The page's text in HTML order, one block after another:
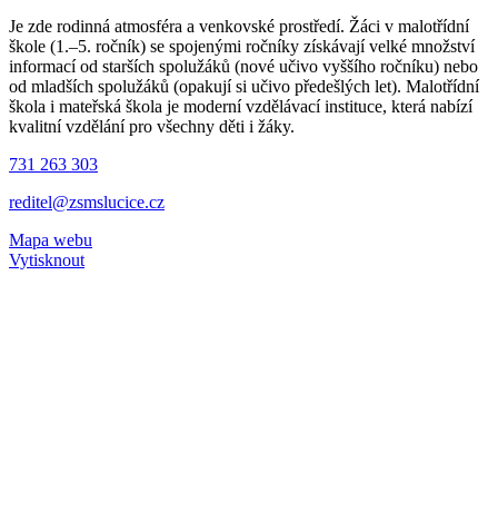
Je zde rodinná atmosféra a venkovské prostředí. Žáci v malotřídní
škole (1.–5. ročník) se spojenými ročníky získávají velké množství
informací od starších spolužáků (nové učivo vyššího ročníku) nebo
od mladších spolužáků (opakují si učivo předešlých let). Malotřídní
škola i mateřská škola je moderní vzdělávací instituce, která nabízí
kvalitní vzdělání pro všechny děti i žáky.
731 263 303
reditel@zsmslucice.cz
Mapa webu
Vytisknout